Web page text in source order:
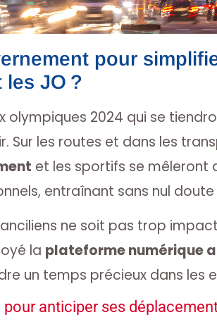
pour
les JO ?
olympiques 2024 qui se
Sur les routes et dans les
et les sportifs se mêleront
entraînant sans nul doute
ne soit pas trop
la plateforme numérique
un temps précieux dans les
anticiper ses